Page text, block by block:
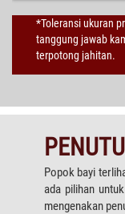
*Toleransi ukuran
tanggung jawab
terpotong jahitan.
Popok bayi
ada pilihan
mengenakan